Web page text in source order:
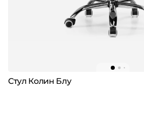
Стул Колин Блу